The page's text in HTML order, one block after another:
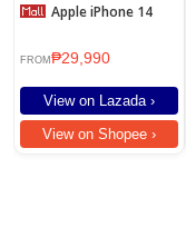
Apple iPhone 14
FROM ₱29,990
View on Lazada ›
View on Shopee ›